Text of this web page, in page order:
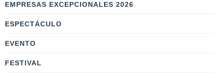
EMPRESAS EXCEPCIONALES 2026
ESPECTÁCULO
EVENTO
FESTIVAL